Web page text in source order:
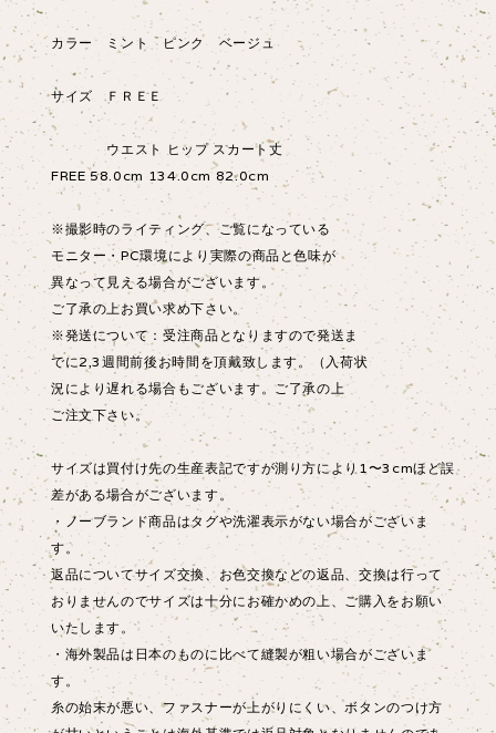
カラー ミント ピンク ベージュ
サイズ ＦＲＥＥ
ウエスト ヒップ スカート丈
FREE 58.0cm 134.0cm 82.0cm
※撮影時のライティング、ご覧になっている
モニター・PC環境により実際の商品と色味が
異なって見える場合がございます。
ご了承の上お買い求め下さい。
※発送について：受注商品となりますので発送ま
でに2,3週間前後お時間を頂戴致します。（入荷状
況により遅れる場合もございます。ご了承の上
ご注文下さい。
サイズは買付け先の生産表記ですが測り方により1〜3cmほど誤
差がある場合がございます。
・ノーブランド商品はタグや洗濯表示がない場合がございま
す。
返品についてサイズ交換、お色交換などの返品、交換は行って
おりませんのでサイズは十分にお確かめの上、ご購入をお願い
いたします。
・海外製品は日本のものに比べて縫製が粗い場合がございま
す。
糸の始末が悪い、ファスナーが上がりにくい、ボタンのつけ方